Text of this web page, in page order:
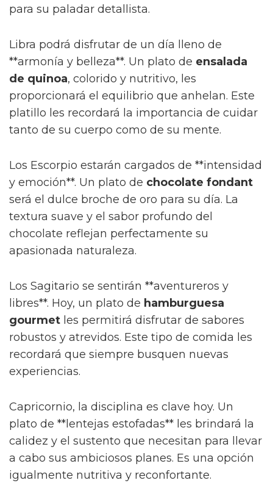
para su paladar detallista.
Libra podrá disfrutar de un día lleno de
**armonía y belleza**. Un plato de ensalada
de quinoa, colorido y nutritivo, les
proporcionará el equilibrio que anhelan. Este
platillo les recordará la importancia de cuidar
tanto de su cuerpo como de su mente.
Los Escorpio estarán cargados de **intensidad
y emoción**. Un plato de chocolate fondant
será el dulce broche de oro para su día. La
textura suave y el sabor profundo del
chocolate reflejan perfectamente su
apasionada naturaleza.
Los Sagitario se sentirán **aventureros y
libres**. Hoy, un plato de hamburguesa
gourmet les permitirá disfrutar de sabores
robustos y atrevidos. Este tipo de comida les
recordará que siempre busquen nuevas
experiencias.
Capricornio, la disciplina es clave hoy. Un
plato de **lentejas estofadas** les brindará la
calidez y el sustento que necesitan para llevar
a cabo sus ambiciosos planes. Es una opción
igualmente nutritiva y reconfortante.